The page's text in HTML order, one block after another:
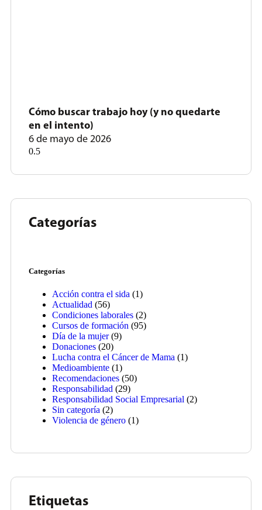
Cómo buscar trabajo hoy (y no quedarte
en el intento)
6 de mayo de 2026
Categorías
Categorías
Acción contra el sida (1)
Actualidad (56)
Condiciones laborales (2)
Cursos de formación (95)
Día de la mujer(9)
Donaciones (20)
Lucha contra el Cáncer de Mama (1)
Medioambiente (1)
Recomendaciones (50)
Responsabilidad (29)
Responsabilidad Social Empresarial (2)
Sin categoría (2)
Violencia de género (1)
Etiquetas